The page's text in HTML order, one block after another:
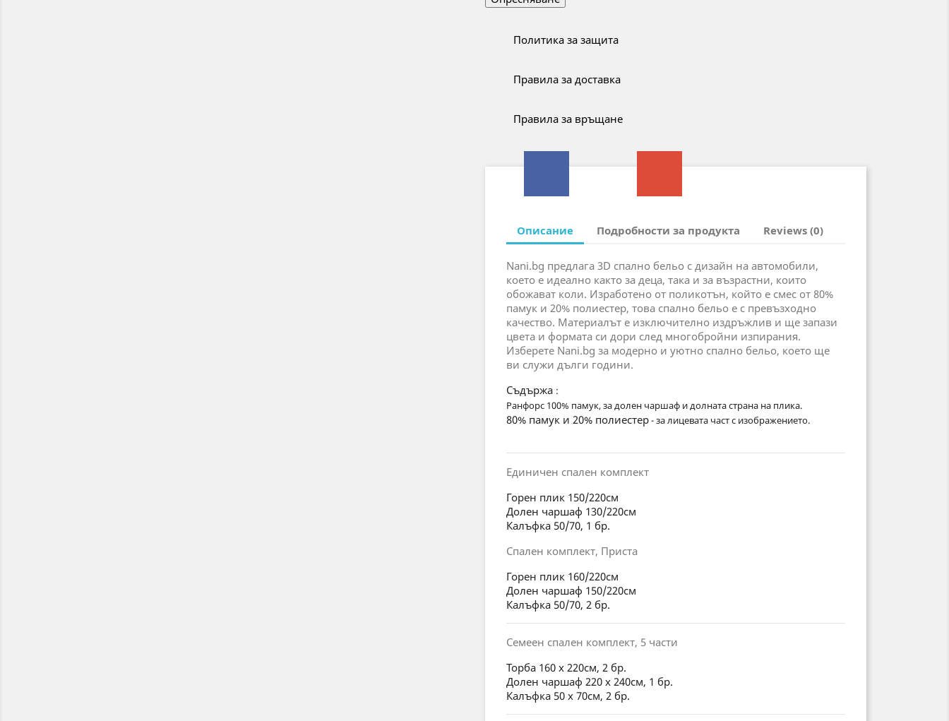
Политика за защита
Правила за доставка
Правила за връщане
Описание Подробности за продукта Reviews (0)
Nani.bg предлага 3D спално бельо с дизайн на автомобили,
което е идеално както за деца, така и за възрастни, които
обожават коли. Изработено от поликотън, който е смес от 80%
памук и 20% полиестер, това спално бельо е с превъзходно
качество. Материалът е изключително издръжлив и ще запази
цвета и формата си дори след многобройни изпирания.
Изберете Nani.bg за модерно и уютно спално бельо, което ще
ви служи дълги години.
Съдържа :
Ранфорс 100% памук, за долен чаршаф и долната страна на плика.
80% памук и 20% полиестер- за лицевата част с изображението.
Единичен спален комплект
Горен плик 150/220см
Долен чаршаф 130/220см
Калъфка 50/70, 1 бр.
Спален комплект, Приста
Горен плик 160/220см
Долен чаршаф 150/220см
Калъфка 50/70, 2 бр.
Семеен спален комплект, 5 части
Торба 160 x 220см, 2 бр.
Долен чаршаф 220 x 240см, 1 бр.
Калъфка 50 x 70см, 2 бр.